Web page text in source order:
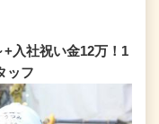
入社祝い金12万！1
ッフ